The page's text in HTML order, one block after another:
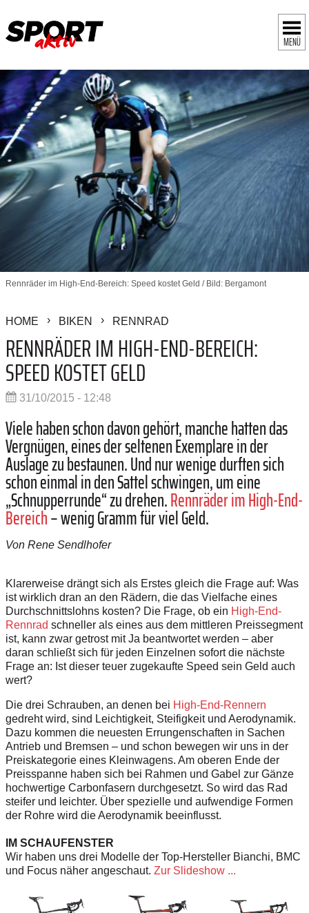
MENÜ
Rennräder im High-End-Bereich: Speed kostet Geld / Bild: Bergamont
HOME BIKEN RENNRAD
RENNRÄDER IM HIGH-END-BEREICH:
SPEED KOSTET GELD
31/10/2015 - 12:48
Viele haben schon davon gehört, manche hatten das
Vergnügen, eines der seltenen Exemplare in der
Auslage zu bestaunen. Und nur wenige durften sich
schon einmal in den Sattel schwingen, um eine
„Schnupperrunde“ zu drehen.Rennräder im High-End-
Bereich– wenig Gramm für viel Geld.
Von Rene Sendlhofer
Klarerweise drängt sich als Erstes gleich die Frage auf: Was
ist wirklich dran an den Rädern, die das Vielfache eines
Durchschnittslohns kosten? Die Frage, ob ein High-End-
Rennrad schneller als eines aus dem mittleren Preissegment
ist, kann zwar getrost mit Ja beantwortet werden – aber
daran schließt sich für jeden Einzelnen sofort die nächste
Frage an: Ist dieser teuer zugekaufte Speed sein Geld auch
wert?
Die drei Schrauben, an denen bei High-End-Rennern
gedreht wird, sind Leichtigkeit, Steifigkeit und Aerodynamik.
Dazu kommen die neuesten Errungenschaften in Sachen
Antrieb und Bremsen – und schon bewegen wir uns in der
Preiskategorie eines Kleinwagens. Am oberen Ende der
Preisspanne haben sich bei Rahmen und Gabel zur Gänze
hochwertige Carbonfasern durchgesetzt. So wird das Rad
steifer und leichter. Über spezielle und aufwendige Formen
der Rohre wird die Aerodynamik beeinflusst.
IM SCHAUFENSTER
Wir haben uns drei Modelle der Top-Hersteller Bianchi, BMC
und Focus näher angeschaut. Zur Slideshow ...